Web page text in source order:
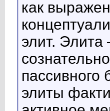
как
элит. Элита
пассивного
элиты